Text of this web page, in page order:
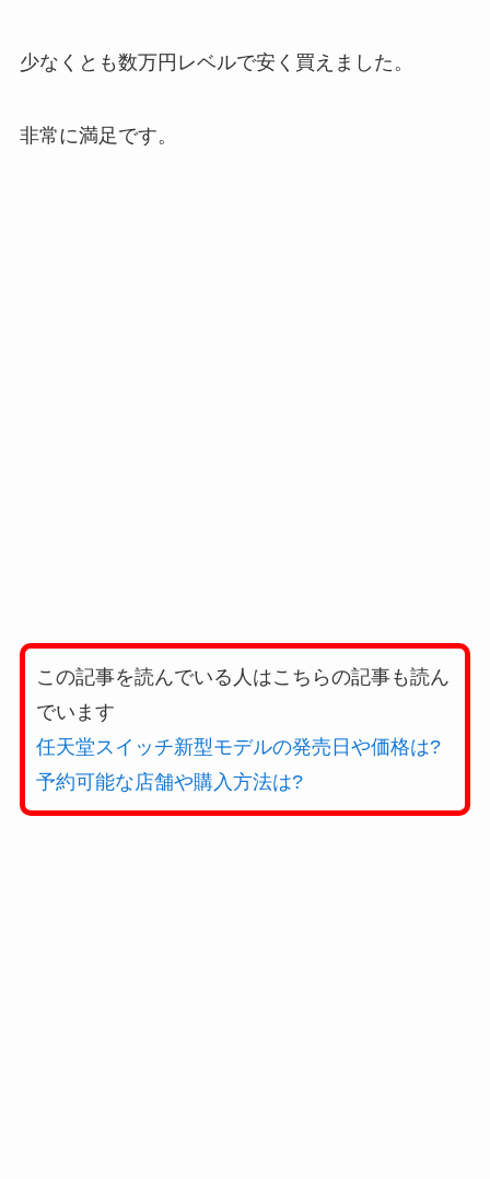
少なくとも数万円レベルで安く買えました。
非常に満足です。
この記事を読んでいる人はこちらの記事も読ん
でいます
任天堂スイッチ新型モデルの発売日や価格は?
予約可能な店舗や購入方法は?